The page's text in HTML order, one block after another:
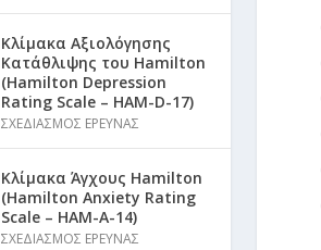
Κλίμακα Αξιολόγησης
Κατάθλιψης του Hamilton
(Hamilton Depression
Rating Scale – HAM-D-17)
ΣΧΕΔΙΑΣΜΟΣ ΕΡΕΥΝΑΣ
Κλίμακα Άγχους Hamilton
(Hamilton Anxiety Rating
Scale – HAM-A-14)
ΣΧΕΔΙΑΣΜΟΣ ΕΡΕΥΝΑΣ